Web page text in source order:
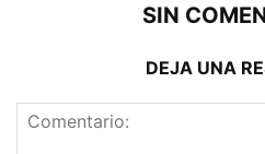
SIN
DEJA UNA